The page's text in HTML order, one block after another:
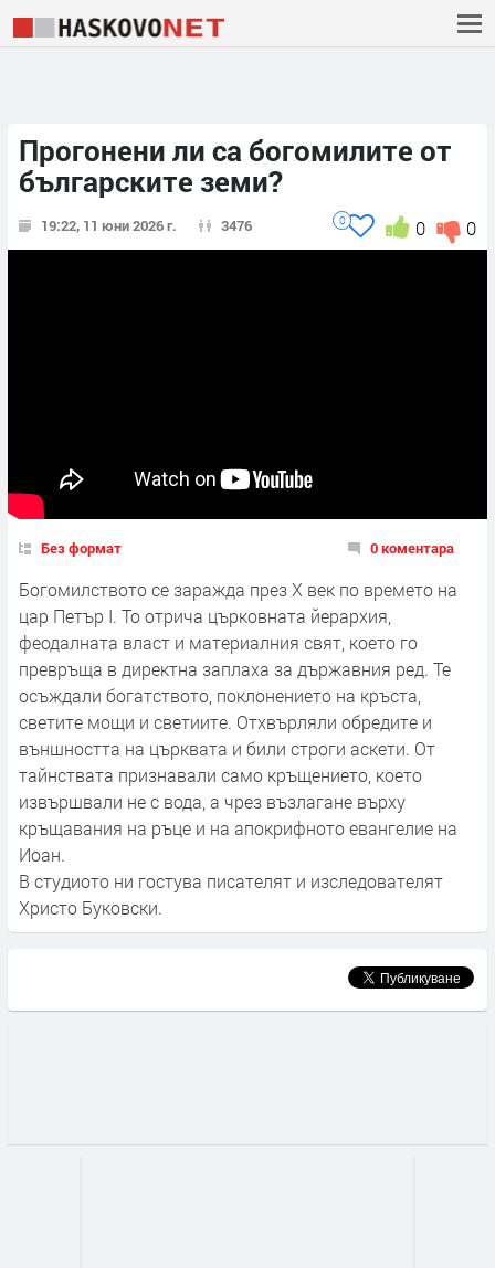
Прогонени ли са богомилите от
българските земи?
19:22, 11 юни 2026 г. 3476 0
0
0
Без формат 0 коментара
Богомилството се заражда през X век по времето на
цар Петър I. То отрича църковната йерархия,
феодалната власт и материалния свят, което го
превръща в директна заплаха за държавния ред. Те
осъждали богатството, поклонението на кръста,
светите мощи и светиите. Отхвърляли обредите и
външността на църквата и били строги аскети. От
тайнствата признавали само кръщението, което
извършвали не с вода, а чрез възлагане върху
кръщавания на ръце и на апокрифното евангелие на
Иоан.
В студиото ни гостува писателят и изследователят
Христо Буковски.